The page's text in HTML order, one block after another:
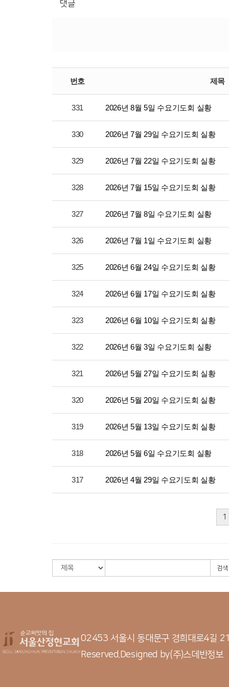
댓글
번호 제목
331 2026년 8월 5일 수요기도회 실황
330 2026년 7월 29일 수요기도회 실황
329 2026년 7월 22일 수요기도회 실황
328 2026년 7월 15일 수요기도회 실황
327 2026년 7월 8일 수요기도회 실황
326 2026년 7월 1일 수요기도회 실황
325 2026년 6월 24일 수요기도회 실황
324 2026년 6월 17일 수요기도회 실황
323 2026년 6월 10일 수요기도회 실황
322 2026년 6월 3일 수요기도회 실황
321 2026년 5월 27일 수요기도회 실황
320 2026년 5월 20일 수요기도회 실황
319 2026년 5월 13일 수요기도회 실황
318 2026년 5월 6일 수요기도회 실황
317 2026년 4월 29일 수요기도회 실황
1
검색
02453 서울시 동대문구 경희대로4길
Reserved.Designed by(주)스데반정보